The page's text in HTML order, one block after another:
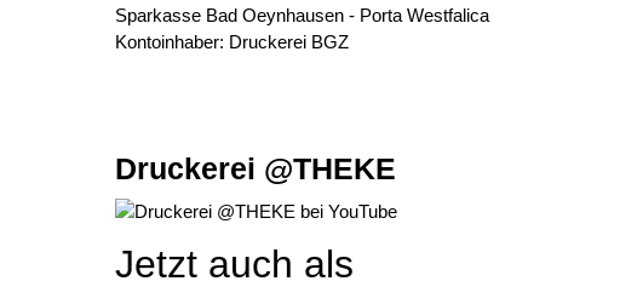
Sparkasse Bad Oeynhausen - Porta Westfalica
Kontoinhaber: Druckerei BGZ
Druckerei @THEKE
Jetzt auch als